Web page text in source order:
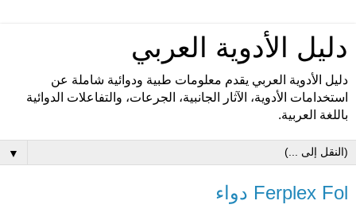
دليل الأدوية العربي
دليل الأدوية العربي يقدم معلومات طبية ودوائية شاملة عن
استخدامات الأدوية، الآثار الجانبية، الجرعات، والتفاعلات الدوائية
باللغة العربية.
▼
Ferplex Fol دواء